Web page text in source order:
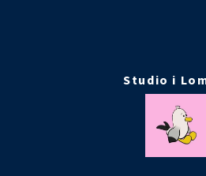
Studio i